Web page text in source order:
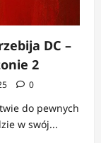
DC –
2
0
do pewnych
w swój...